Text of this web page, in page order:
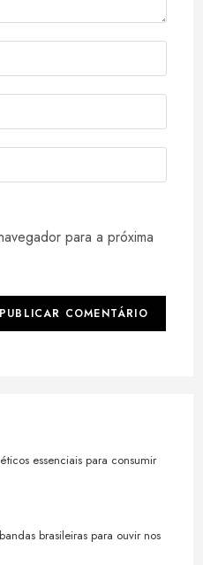
para a próxima
essenciais para consumir
brasileiras para ouvir nos